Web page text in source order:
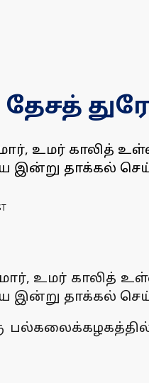
தேசத்
உமர் காலித்
இன்று தாக்கல்
உமர் காலித்
இன்று தாக்கல்